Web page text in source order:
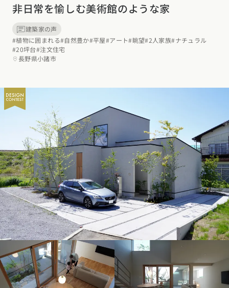
非日常を愉しむ美術館のような家
建築家の声
#植物に囲まれる#自然豊か#平屋#アート#眺望#2人家族#ナチュラル
#20坪台#注文住宅
長野県小諸市